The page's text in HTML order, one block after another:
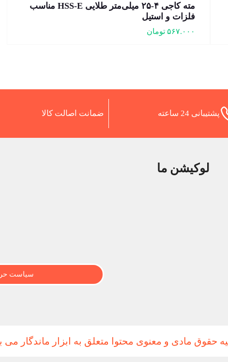
مته کاجی ۴-۲۵ میلی‌متر طلایی HSS-E مناسب
فلزات و استیل
۵۶۷.۰۰۰ تومان
پشتیبانی 24 ساعته ضمانت اصالت کالا
لوکیشن ما
سیاست
حقوق مادی و معنوی محتوا متعلق به ابزار ماندگار می